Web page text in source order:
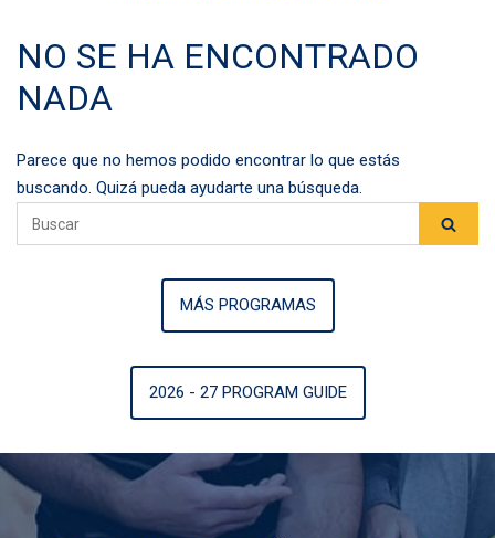
NO SE HA ENCONTRADO
NADA
Parece que no hemos podido encontrar lo que estás
buscando. Quizá pueda ayudarte una búsqueda.
MÁS PROGRAMAS
2026 - 27 PROGRAM GUIDE